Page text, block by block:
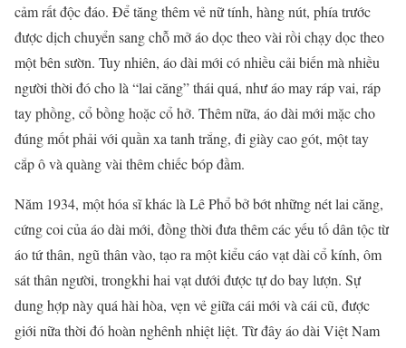
cảm rất độc đáo. Để tăng thêm vẻ nữ tính, hàng nút, phía trước
được dịch chuyển sang chỗ mở áo dọc theo vài rồi chạy dọc theo
một bên sườn. Tuy nhiên, áo dài mới có nhiều cải biến mà nhiều
người thời đó cho là “lai căng” thái quá, như áo may ráp vai, ráp
tay phồng, cổ bồng hoặc cổ hở. Thêm nữa, áo dài mới mặc cho
đúng mốt phải với quần xa tanh trắng, đi giày cao gót, một tay
cắp ô và quàng vài thêm chiếc bóp đầm.
Năm 1934, một hóa sĩ khác là Lê Phổ bở bớt những nét lai căng,
cứng coi của áo dài mới, đồng thời đưa thêm các yếu tố dân tộc từ
áo tứ thân, ngũ thân vào, tạo ra một kiểu cáo vạt dài cổ kính, ôm
sát thân người, trongkhi hai vạt dưới được tự do bay lượn. Sự
dung hợp này quá hài hòa, vẹn vẻ giữa cái mới và cái cũ, được
giới nữa thời đó hoàn nghênh nhiệt liệt. Từ đây áo dài Việt Nam